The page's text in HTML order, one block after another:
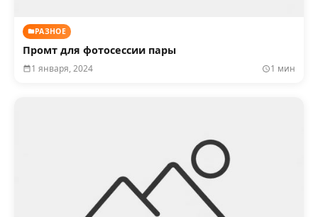
РАЗНОЕ
Промт для фотосессии пары
1 января, 2024 1 мин